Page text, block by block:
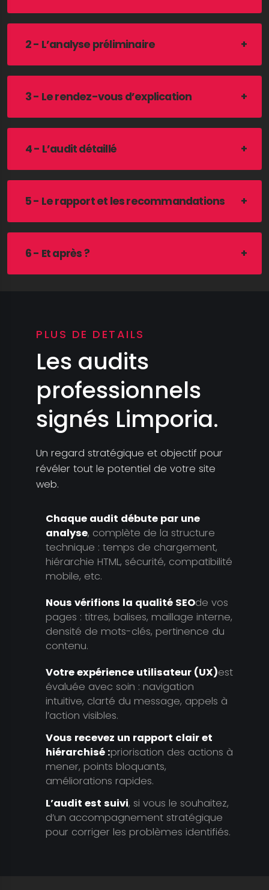
2 - L’analyse préliminaire
3 - Le rendez-vous d’explication
4 - L’audit détaillé
5 - Le rapport et les recommandations
6 - Et après ?
PLUS DE DETAILS
Les audits
professionnels
signés Limporia.
Un regard stratégique et objectif pour
révéler tout le potentiel de votre site
web.
Chaque audit débute par une
analyse, complète de la structure
technique : temps de chargement,
hiérarchie HTML, sécurité, compatibilité
mobile, etc.
Nous vérifions la qualité SEOde vos
pages : titres, balises, maillage interne,
densité de mots-clés, pertinence du
contenu.
Votre expérience utilisateur (UX)est
évaluée avec soin : navigation
intuitive, clarté du message, appels à
l’action visibles.
Vous recevez un rapport clair et
hiérarchisé :priorisation des actions à
mener, points bloquants,
améliorations rapides.
L’audit est suivi, si vous le souhaitez,
d’un accompagnement stratégique
pour corriger les problèmes identifiés.